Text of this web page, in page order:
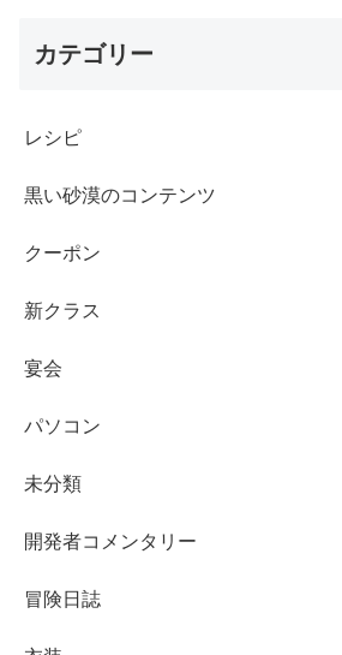
カテゴリー
レシピ
黒い砂漠のコンテンツ
クーポン
新クラス
宴会
パソコン
未分類
開発者コメンタリー
冒険日誌